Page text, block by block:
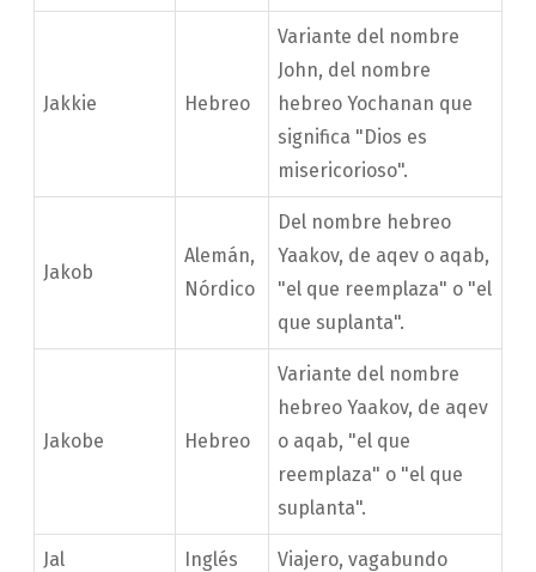
Jakkie Hebreo
Variante del nombre
John, del nombre
hebreo Yochanan que
significa "Dios es
misericorioso".
Jakob
Alemán,
Nórdico
Del nombre hebreo
Yaakov, de aqev o aqab,
"el que reemplaza" o "el
que suplanta".
Jakobe Hebreo
Variante del nombre
hebreo Yaakov, de aqev
o aqab, "el que
reemplaza" o "el que
suplanta".
Jal Inglés Viajero, vagabundo